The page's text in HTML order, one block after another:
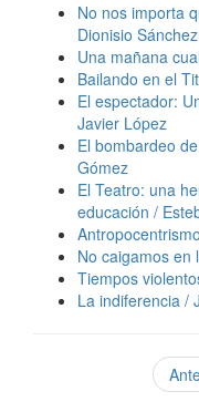
No nos importa
Dionisio Sánchez
Una mañana
Bailando en el
El espectador:
Javier López
El bombardeo
Gómez
El Teatro: una
educación /
No caigamos en
Tiempos
La indiferencia /